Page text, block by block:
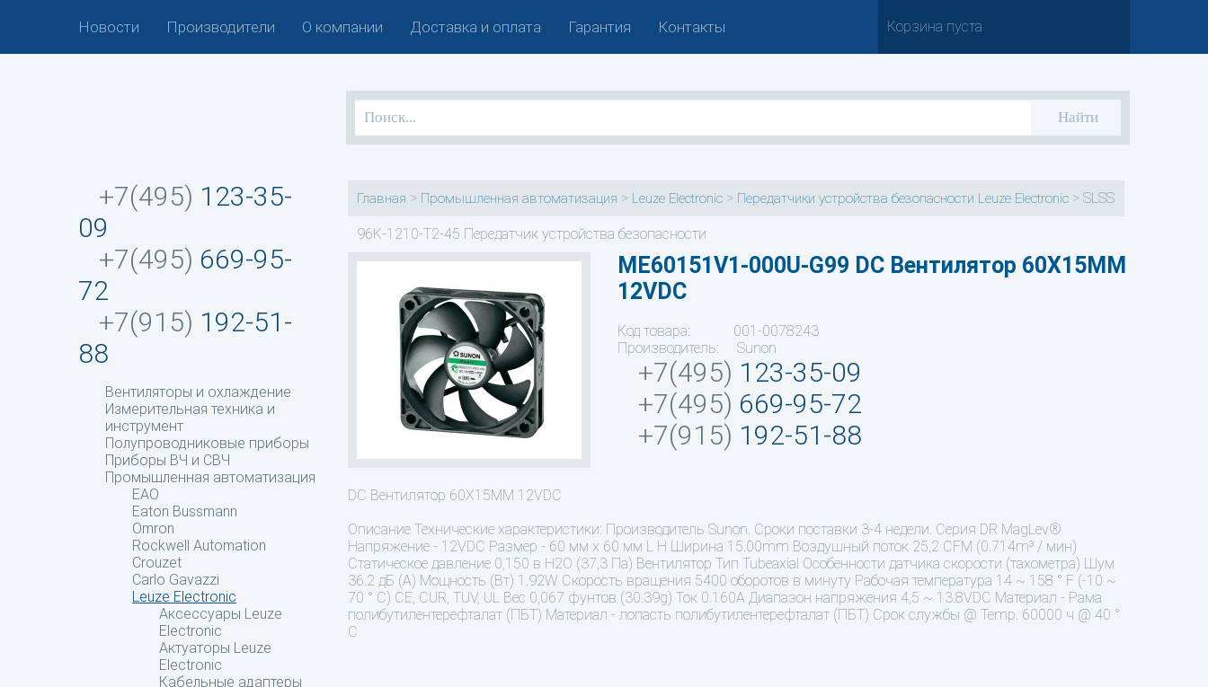
Новости Производители О компании Доставка и оплата Гарантия Контакты Корзина пуста
+7(495) 123-35-
09
+7(495) 669-95-
72
+7(915) 192-51-
88
Вентиляторы и охлаждение
Измерительная техника и
инструмент
Полупроводниковые приборы
Приборы ВЧ и СВЧ
Промышленная автоматизация
EAO
Eaton Bussmann
Omron
Rockwell Automation
Crouzet
Carlo Gavazzi
Leuze Electronic
Аксессуары Leuze
Electronic
Актуаторы Leuze
Electronic
Кабельные адаптеры
Главная > Промышленная автоматизация > Leuze Electronic > Передатчики устройства безопасности Leuze Electronic > SLSS
96K-1210-T2-45 Передатчик устройства безопасности
ME60151V1-000U-G99 DC Вентилятор 60X15MM
12VDC
Код товара: 001-0078243
Производитель: Sunon
+7(495) 123-35-09
+7(495) 669-95-72
+7(915) 192-51-88
DC Вентилятор 60X15MM 12VDC
Описание Технические характеристики: Производитель Sunon. Сроки поставки 3-4 недели. Серия DR MagLev®
Напряжение - 12VDC Размер - 60 мм х 60 мм L H Ширина 15.00mm Воздушный поток 25,2 CFM (0.714m³ / мин)
Статическое давление 0,150 в H2O (37,3 Па) Вентилятор Тип Tubeaxial Особенности датчика скорости (тахометра) Шум
36.2 дБ (А) Мощность (Вт) 1.92W Скорость вращения 5400 оборотов в минуту Рабочая температура 14 ~ 158 ° F (-10 ~
70 ° C) CE, CUR, TUV, UL Вес 0,067 фунтов (30.39g) Ток 0.160A Диапазон напряжения 4,5 ~ 13.8VDC Материал - Рама
полибутилентерефталат (ПБТ) Материал - лопасть полибутилентерефталат (ПБТ) Срок службы @ Temp. 60000 ч @ 40 °
C